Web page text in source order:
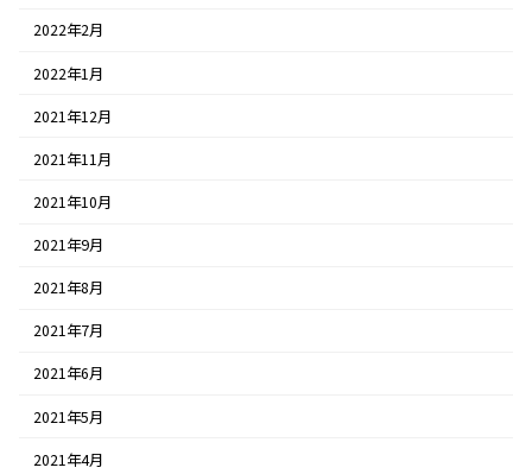
2022年2月
2022年1月
2021年12月
2021年11月
2021年10月
2021年9月
2021年8月
2021年7月
2021年6月
2021年5月
2021年4月